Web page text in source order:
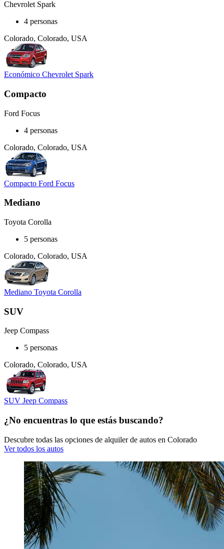
Chevrolet Spark
4 personas
Colorado, Colorado, USA
Económico Chevrolet Spark
Compacto
Ford Focus
4 personas
Colorado, Colorado, USA
Compacto Ford Focus
Mediano
Toyota Corolla
5 personas
Colorado, Colorado, USA
Mediano Toyota Corolla
SUV
Jeep Compass
5 personas
Colorado, Colorado, USA
SUV Jeep Compass
¿No encuentras lo que estás buscando?
Descubre todas las opciones de alquiler de autos en Colorado
Ver todos los autos